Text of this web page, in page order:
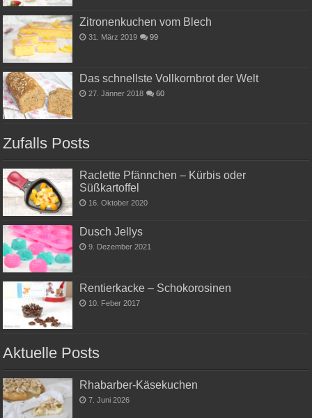
Zitronenkuchen vom Blech
31. März 2019 99
Das schnellste Vollkornbrot der Welt
27. Jänner 2018 60
Zufalls Posts
Raclette Pfännchen – Kürbis oder
Süßkartoffel
16. Oktober 2020
Dusch Jellys
9. Dezember 2021
Rentierkacke – Schokorosinen
10. Feber 2017
Aktuelle Posts
Rhabarber-Käsekuchen
7. Juni 2026